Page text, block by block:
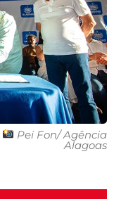
Pei Fon/ Agência
Alagoas